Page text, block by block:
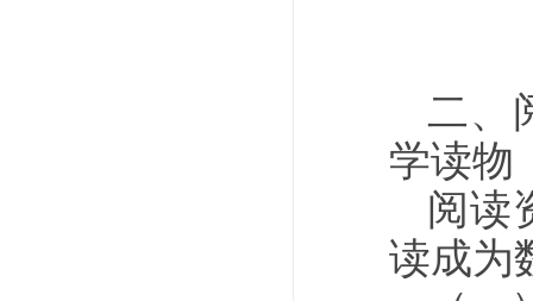
二、
学读物
阅读
读成为